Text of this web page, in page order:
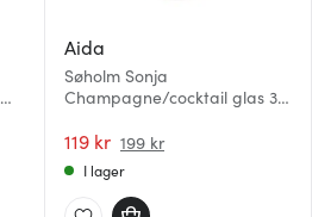
Aida
Søholm Sonja
Champagne/cocktail glas 30
119 kr 199 kr
I lager